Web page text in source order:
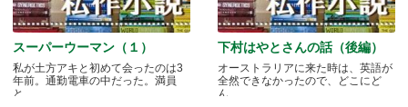
スーパーウーマン（１）
私が土方アキと初めて会ったのは3
年前。通勤電車の中だった。満員
と.....
下村はやとさんの話（後編）
オーストラリアに来た時は、英語が
全然できなかったので、どこにど
ん.....